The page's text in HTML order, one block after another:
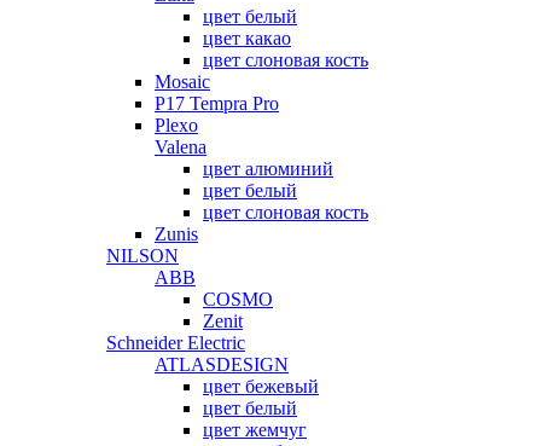
цвет белый
цвет какао
цвет слоновая кость
Mosaic
P17 Tempra Pro
Plexo
Valena
цвет алюминий
цвет белый
цвет слоновая кость
Zunis
NILSON
ABB
COSMO
Zenit
Schneider Electric
ATLASDESIGN
цвет бежевый
цвет белый
цвет жемчуг